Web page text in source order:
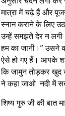
मात्रा में चढ़े हैं और
स्नान कराने के लिए
उन्हें समझते देर न
हम का जानी।” उसने
ऐसे हो गए हैं। आपके
कि जामुन तोड़कर खुद
ने कहा जाओ नदी में
शिष्य गुरु जी की बात